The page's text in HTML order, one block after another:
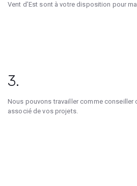
Vent d’Est sont à votre disposition pour
3.
Nous pouvons travailler comme conseiller
associé de vos projets.